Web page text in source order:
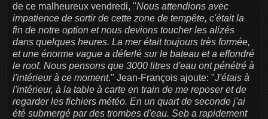
de ce malheureux vendredi, "Nous attendions avec
impatience de sortir de cette zone de tempête, c'était la
fin de notre option et nous devions toucher les alizés
dans quelques heures. La mer était toujours très formée,
et une énorme vague a déferlé sur le bateau et a effondré
le roof. Nous pensons que 3000 litres d'eau ont pénétré à
l'intérieur à ce moment." Jean-François ajoute: "J'étais à
l'intérieur, à la table à carte en train de me reposer et de
regarder les fichiers météo. En un quart de seconde j'ai
été submergé par des trombes d'eau. Seb a rapidement